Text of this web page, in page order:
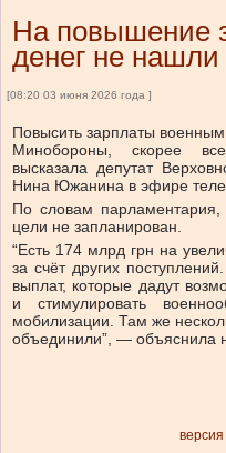
На повышение
денег не нашли
[08:20 03 июня 2026 года ]
Повысить зарплаты
Минобороны, скорее
высказала депутат
Нина Южанина в эфире
По словам
цели не запланирован.
“Есть 174 млрд грн на
за счёт других
выплат, которые дадут
и стимулировать
мобилизации. Там же
объединили”, — объяснила